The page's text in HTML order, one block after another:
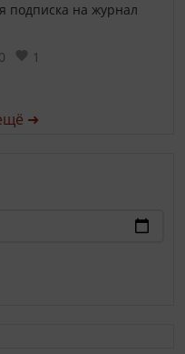
подписка на журнал
0 1
➜